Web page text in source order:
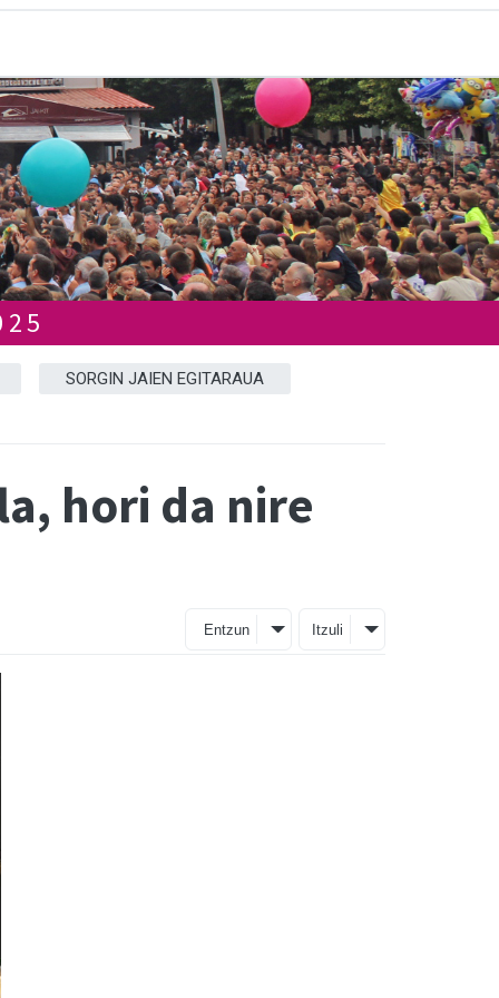
SORGIN JAIEN EGITARAUA
hori da nire
Entzun Itzuli